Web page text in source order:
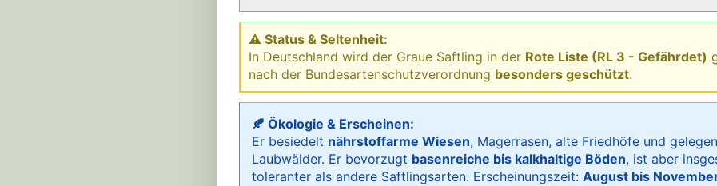
⚠ Status & Seltenheit:
In Deutschland wird der Graue Saftling in der Rote Liste (RL 3 - Gefährdet)
nach der Bundesartenschutzverordnung besonders geschützt.
🍂 Ökologie & Erscheinen:
Er besiedelt nährstoffarme Wiesen, Magerrasen, alte Friedhöfe und
Laubwälder. Er bevorzugt basenreiche bis kalkhaltige Böden, ist aber
toleranter als andere Saftlingsarten. Erscheinungszeit: August bis